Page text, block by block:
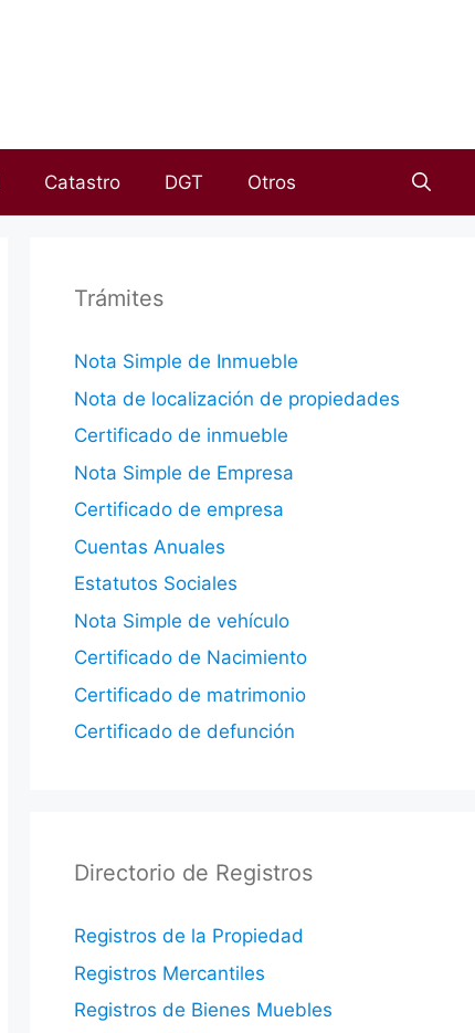
Catastro DGT Otros
Trámites
Nota Simple de Inmueble
Nota de localización de propiedades
Certificado de inmueble
Nota Simple de Empresa
Certificado de empresa
Cuentas Anuales
Estatutos Sociales
Nota Simple de vehículo
Certificado de Nacimiento
Certificado de matrimonio
Certificado de defunción
Directorio de Registros
Registros de la Propiedad
Registros Mercantiles
Registros de Bienes Muebles